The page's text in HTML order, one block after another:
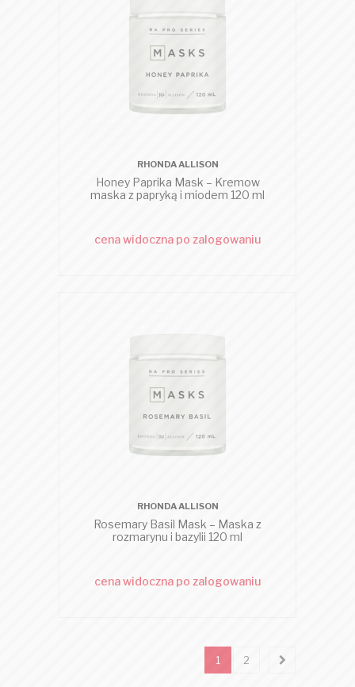
RHONDA ALLISON
Honey Paprika Mask – Kremow
maska z papryką i miodem 120 ml
cena widoczna po zalogowaniu
RHONDA ALLISON
Rosemary Basil Mask – Maska z
rozmarynu i bazylii 120 ml
cena widoczna po zalogowaniu
1 2